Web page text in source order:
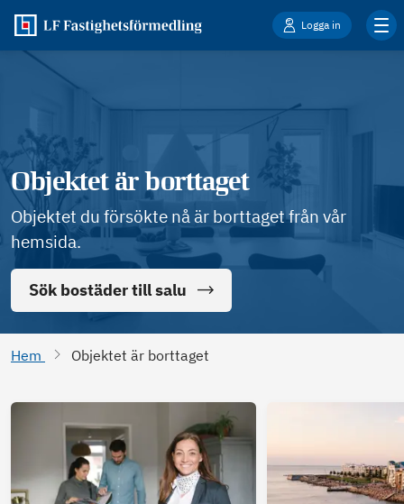
Logga in
Objektet är borttaget
Objektet du försökte nå är borttaget från vår
hemsida.
Sök bostäder till salu
Hem Objektet är borttaget